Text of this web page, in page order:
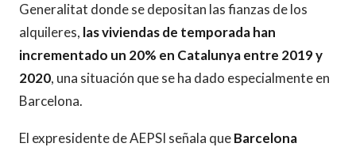
Generalitat donde se depositan las fianzas de los
alquileres, las viviendas de temporada han
incrementado un 20% en Catalunya entre 2019 y
2020, una situación que se ha dado especialmente en
Barcelona.
El expresidente de AEPSI señala queBarcelona